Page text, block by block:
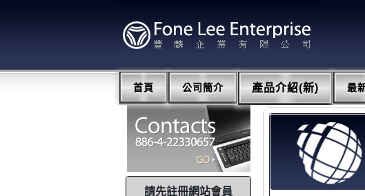
首頁 公司簡介 產品介紹(新) 最
請先註冊網站會員